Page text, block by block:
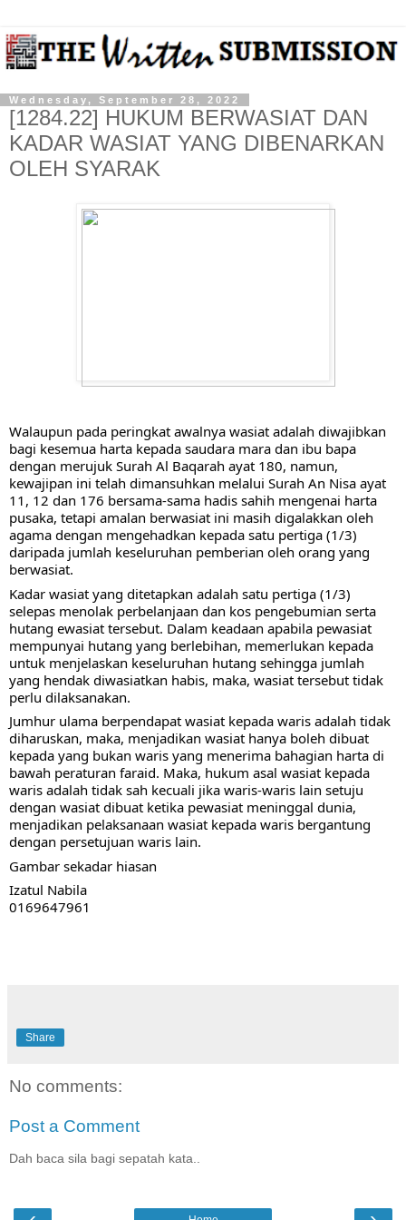
Wednesday, September 28, 2022
[1284.22] HUKUM BERWASIAT DAN
KADAR WASIAT YANG DIBENARKAN
OLEH SYARAK
Walaupun pada peringkat awalnya wasiat adalah diwajibkan
bagi kesemua harta kepada saudara mara dan ibu bapa
dengan merujuk Surah Al Baqarah ayat 180, namun,
kewajipan ini telah dimansuhkan melalui Surah An Nisa ayat
11, 12 dan 176 bersama-sama hadis sahih mengenai harta
pusaka, tetapi amalan berwasiat ini masih digalakkan oleh
agama dengan mengehadkan kepada satu pertiga (1/3)
daripada jumlah keseluruhan pemberian oleh orang yang
berwasiat.
Kadar wasiat yang ditetapkan adalah satu pertiga (1/3)
selepas menolak perbelanjaan dan kos pengebumian serta
hutang ewasiat tersebut. Dalam keadaan apabila pewasiat
mempunyai hutang yang berlebihan, memerlukan kepada
untuk menjelaskan keseluruhan hutang sehingga jumlah
yang hendak diwasiatkan habis, maka, wasiat tersebut tidak
perlu dilaksanakan.
Jumhur ulama berpendapat wasiat kepada waris adalah tidak
diharuskan, maka, menjadikan wasiat hanya boleh dibuat
kepada yang bukan waris yang menerima bahagian harta di
bawah peraturan faraid. Maka, hukum asal wasiat kepada
waris adalah tidak sah kecuali jika waris-waris lain setuju
dengan wasiat dibuat ketika pewasiat meninggal dunia,
menjadikan pelaksanaan wasiat kepada waris bergantung
dengan persetujuan waris lain.
Gambar sekadar hiasan
Izatul Nabila
0169647961
Share
No comments:
Post a Comment
Dah baca sila bagi sepatah kata..